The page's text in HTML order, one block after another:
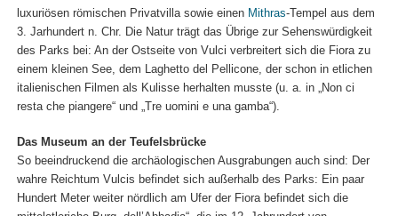
luxuriösen römischen Privatvilla sowie einen Mithras-Tempel aus dem
3. Jarhundert n. Chr. Die Natur trägt das Übrige zur Sehenswürdigkeit
des Parks bei: An der Ostseite von Vulci verbreitert sich die Fiora zu
einem kleinen See, dem Laghetto del Pellicone, der schon in etlichen
italienischen Filmen als Kulisse herhalten musste (u. a. in „Non ci
resta che piangere“ und „Tre uomini e una gamba“).
Das Museum an der Teufelsbrücke
So beeindruckend die archäologischen Ausgrabungen auch sind: Der
wahre Reichtum Vulcis befindet sich außerhalb des Parks: Ein paar
Hundert Meter weiter nördlich am Ufer der Fiora befindet sich die